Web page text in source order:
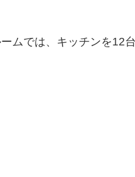
ムでは、キッチンを12